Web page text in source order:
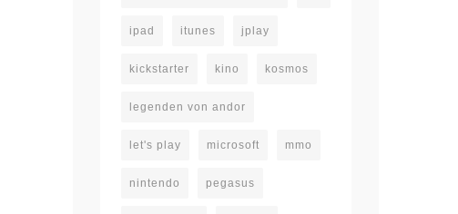
ipad itunes jplay
kickstarter kino kosmos
legenden von andor
let's play microsoft mmo
nintendo pegasus